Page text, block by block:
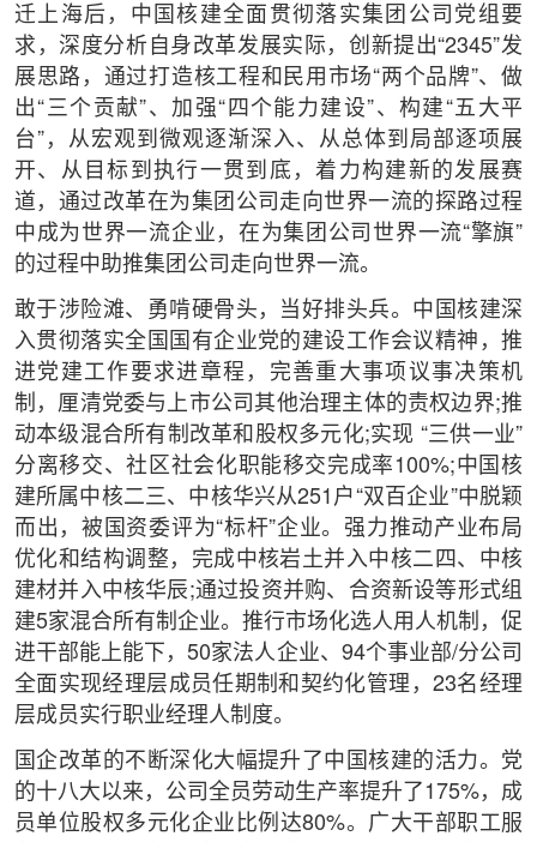
迁上海后，中国核建全面贯彻落实集团公司党组要
求，深度分析自身改革发展实际，创新提出“2345”发
展思路，通过打造核工程和民用市场“两个品牌”、做
出“三个贡献”、加强“四个能力建设”、构建“五大平
台”，从宏观到微观逐渐深入、从总体到局部逐项展
开、从目标到执行一贯到底，着力构建新的发展赛
道，通过改革在为集团公司走向世界一流的探路过程
中成为世界一流企业，在为集团公司世界一流“擎旗”
的过程中助推集团公司走向世界一流。
敢于涉险滩、勇啃硬骨头，当好排头兵。中国核建深
入贯彻落实全国国有企业党的建设工作会议精神，推
进党建工作要求进章程，完善重大事项议事决策机
制，厘清党委与上市公司其他治理主体的责权边界;推
动本级混合所有制改革和股权多元化;实现 “三供一业”
分离移交、社区社会化职能移交完成率100%;中国核
建所属中核二三、中核华兴从251户“双百企业”中脱颖
而出，被国资委评为“标杆”企业。强力推动产业布局
优化和结构调整，完成中核岩土并入中核二四、中核
建材并入中核华辰;通过投资并购、合资新设等形式组
建5家混合所有制企业。推行市场化选人用人机制，促
进干部能上能下，50家法人企业、94个事业部/分公司
全面实现经理层成员任期制和契约化管理，23名经理
层成员实行职业经理人制度。
国企改革的不断深化大幅提升了中国核建的活力。党
的十八大以来，公司全员劳动生产率提升了175%，成
员单位股权多元化企业比例达80%。广大干部职工服